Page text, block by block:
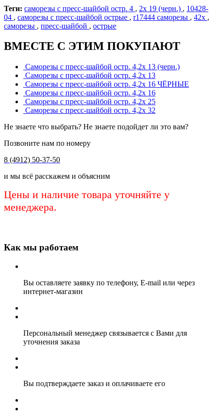
Теги: саморезы с пресс-шайбой остр. 4 , 2х 19 (черн.) , 10428-
04 , саморезы с пресс-шайбой острые , r17444 саморезы , 42х ,
саморезы , пресс-шайбой , острые
ВМЕСТЕ С ЭТИМ ПОКУПАЮТ
Саморезы с пресс-шайбой остр. 4,2х 13 (черн.)
Саморезы с пресс-шайбой остр. 4,2х 13
Саморезы с пресс-шайбой остр. 4,2х 16 ЧЁРНЫЕ
Саморезы с пресс-шайбой остр. 4,2х 16
Саморезы с пресс-шайбой остр. 4,2х 25
Саморезы с пресс-шайбой остр. 4,2х 32
Не знаете что выбрать? Не знаете подойдет ли это вам?
Позвоните нам по номеру
8 (4912) 50-37-50
и мы всё расскажем и объясним
Цены и наличие товара уточняйте у
менеджера.
Как мы работаем
Вы оставляете заявку по телефону, E-mail или через
интернет-магазин
Персональный менеджер связывается с Вами для
уточнения заказа
Вы подтверждаете заказ и оплачиваете его